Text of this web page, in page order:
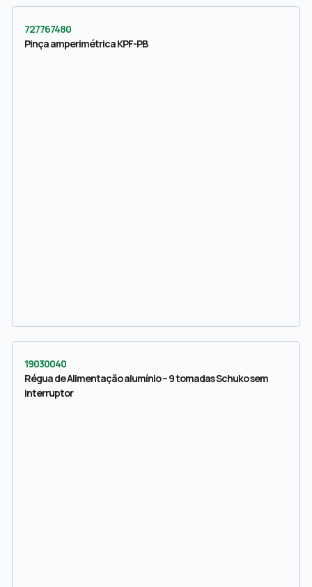
727767480
Pinça amperimétrica KPF-PB
19030040
Régua de Alimentação alumínio – 9 tomadas Schuko sem
interruptor